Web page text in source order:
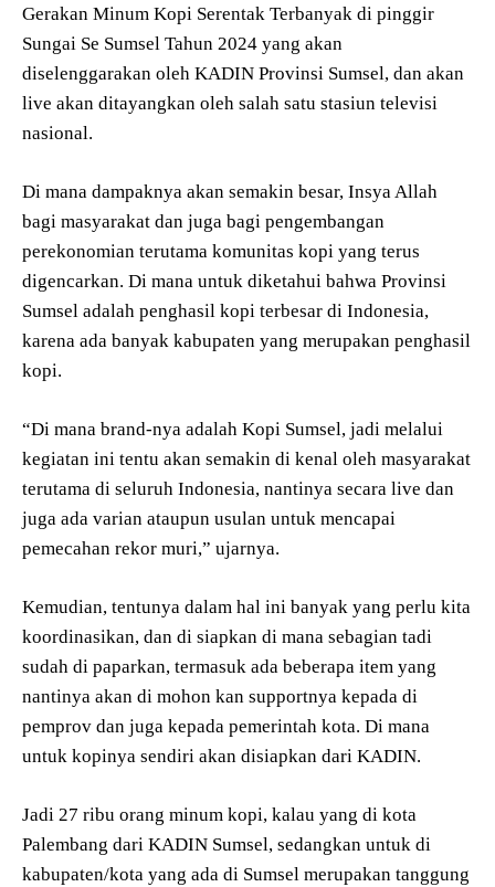
Gerakan Minum Kopi Serentak Terbanyak di pinggir
Sungai Se Sumsel Tahun 2024 yang akan
diselenggarakan oleh KADIN Provinsi Sumsel, dan akan
live akan ditayangkan oleh salah satu stasiun televisi
nasional.
Di mana dampaknya akan semakin besar, Insya Allah
bagi masyarakat dan juga bagi pengembangan
perekonomian terutama komunitas kopi yang terus
digencarkan. Di mana untuk diketahui bahwa Provinsi
Sumsel adalah penghasil kopi terbesar di Indonesia,
karena ada banyak kabupaten yang merupakan penghasil
kopi.
“Di mana brand-nya adalah Kopi Sumsel, jadi melalui
kegiatan ini tentu akan semakin di kenal oleh masyarakat
terutama di seluruh Indonesia, nantinya secara live dan
juga ada varian ataupun usulan untuk mencapai
pemecahan rekor muri,” ujarnya.
Kemudian, tentunya dalam hal ini banyak yang perlu kita
koordinasikan, dan di siapkan di mana sebagian tadi
sudah di paparkan, termasuk ada beberapa item yang
nantinya akan di mohon kan supportnya kepada di
pemprov dan juga kepada pemerintah kota. Di mana
untuk kopinya sendiri akan disiapkan dari KADIN.
Jadi 27 ribu orang minum kopi, kalau yang di kota
Palembang dari KADIN Sumsel, sedangkan untuk di
kabupaten/kota yang ada di Sumsel merupakan tanggung